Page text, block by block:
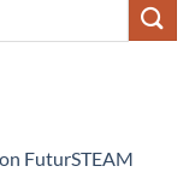
FuturSTEAM